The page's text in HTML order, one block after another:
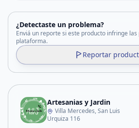
¿Detectaste un problema?
Enviá un reporte si este producto infringe las
plataforma.
Reportar
Artesanias y Jardin
Villa Mercedes, San Luis
Urquiza 116